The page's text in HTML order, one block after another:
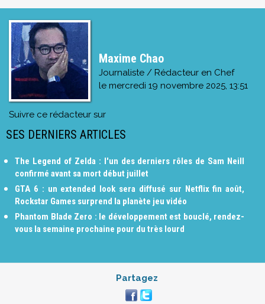
Maxime Chao
Journaliste / Rédacteur en Chef
le mercredi 19 novembre 2025, 13:51
Suivre ce rédacteur sur
SES DERNIERS ARTICLES
The Legend of Zelda : l'un des derniers rôles de Sam Neill
confirmé avant sa mort début juillet
GTA 6 : un extended look sera diffusé sur Netflix fin août,
Rockstar Games surprend la planète jeu vidéo
Phantom Blade Zero : le développement est bouclé, rendez-
vous la semaine prochaine pour du très lourd
Partagez